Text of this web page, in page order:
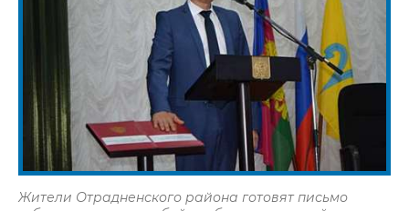
Жители Отрадненского района готовят письмо